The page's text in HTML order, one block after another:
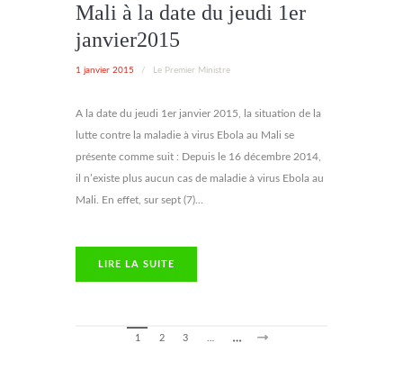
Mali à la date du jeudi 1er
janvier2015
1 janvier 2015 / Le Premier Ministre
A la date du jeudi 1er janvier 2015, la situation de la
lutte contre la maladie à virus Ebola au Mali se
présente comme suit : Depuis le 16 décembre 2014,
il n’existe plus aucun cas de maladie à virus Ebola au
Mali. En effet, sur sept (7)...
LIRE LA SUITE
1 2 3 …